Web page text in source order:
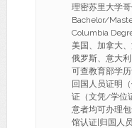
理密苏里大学
Bachelor/
Columbia
美国、加拿大
俄罗斯、意大
可查教育部学
回国人员证明
证（文凭/学位
意者均可办理
馆认证|归国人